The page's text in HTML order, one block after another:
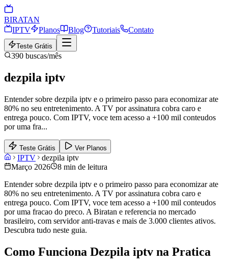
BIRATAN
IPTV
Planos Blog Tutoriais Contato
Teste Grátis
390 buscas/mês
dezpila iptv
Entender sobre dezpila iptv e o primeiro passo para economizar ate
80% no seu entretenimento. A TV por assinatura cobra caro e
entrega pouco. Com IPTV, voce tem acesso a +100 mil conteudos
por uma fra...
Teste Grátis Ver Planos
IPTV
dezpila iptv
Março 2026
8 min de leitura
Entender sobre dezpila iptv e o primeiro passo para economizar ate
80% no seu entretenimento. A TV por assinatura cobra caro e
entrega pouco. Com IPTV, voce tem acesso a +100 mil conteudos
por uma fracao do preco. A Biratan e referencia no mercado
brasileiro, com servidor anti-travas e mais de 3.000 clientes ativos.
Descubra tudo neste guia.
Como Funciona Dezpila iptv na Pratica